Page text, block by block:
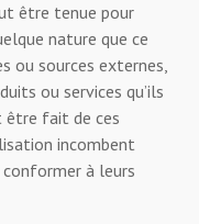
être tenue pour
nature que ce
ou sources externes,
ou services qu’ils
être fait de ces
incombent
à leurs